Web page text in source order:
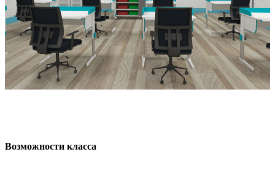
Возможности класса